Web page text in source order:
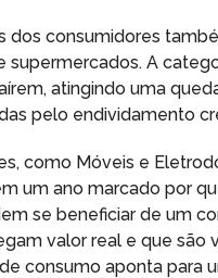
dos consumidores
supermercados. A
atingindo uma
pelo endividamento
como Móveis e
um ano marcado por
se beneficiar de um
valor real e que são
consumo aponta